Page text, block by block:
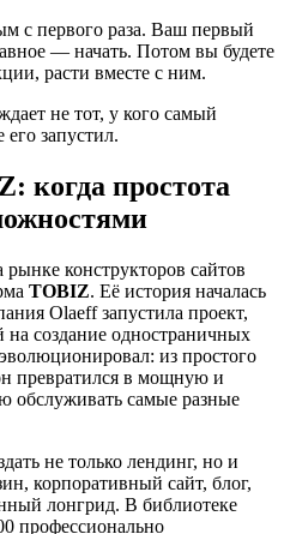
с первого раза. Ваш первый
— начать. Потом вы будете
расти вместе с ним.
не тот, у кого самый
его запустил.
когда простота
конструкторов сайтов
TOBIZ. Её история началась
Olaeff запустила проект,
создание одностраничных
эволюционировал: из простого
превратился в мощную и
обслуживать самые разные
не только лендинг, но и
корпоративный сайт, блог,
лонгрид. В библиотеке
профессионально